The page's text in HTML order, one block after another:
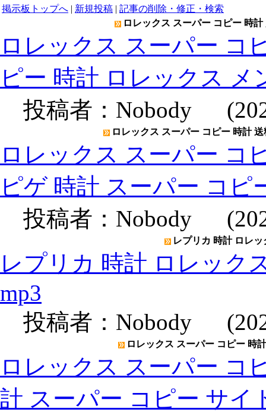
掲示板トップへ | 新規投稿 | 記事の削除・修正・検索
ロレックス スーパー コピー 時
ロレックス スーパー コ
ピー 時計 ロレックス メ
投稿者： Nobody
ロレックス スーパー コピー 時計
ロレックス スーパー コ
ピゲ 時計 スーパー コピ
投稿者： Nobody
レプリカ 時計 ロレ
レプリカ 時計 ロレック
mp3
投稿者： Nobody
ロレックス スーパー コピー 時
ロレックス スーパー コ
計 スーパー コピー サイ